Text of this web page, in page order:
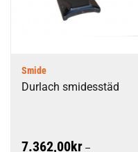
Smide
Durlach smidesstäd
7.362,00kr –